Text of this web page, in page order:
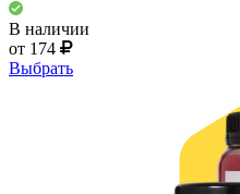
В наличии
от 174
Выбрать